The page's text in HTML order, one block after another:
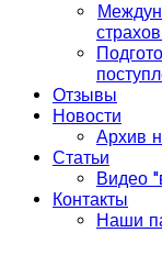
Отзывы
Новости
Архив
Статьи
Видео
Контакты
Наши